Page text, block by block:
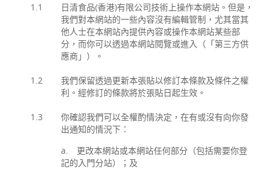
1.1
日清食品(香港)有限公司技術上操作本網站。但是，
我們對本網站的一些內容沒有編輯管制，尤其當其
他人士在本網站內提供內容或操作本網站某些部
分，而你可以透過本網站閱覽或進入（「第三方供
應商」）。
1.2
我們保留透過更新本張貼以修訂本條款及條件之權
利。經修訂的條款將於張貼日起生效。
1.3
你確認我們可以全權酌情決定，在有或沒有向你發
出通知的情況下：
a. 更改本網站或本網站任何部分（包括需要你登
記的入門分站）；及